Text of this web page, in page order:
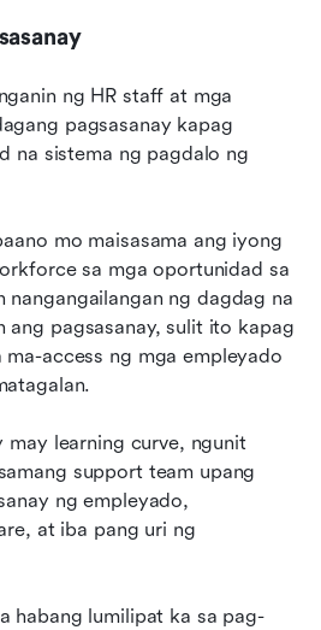
ng HR staff at mga
pagsasanay kapag
na sistema ng pagdalo ng
mo maisasama ang iyong
sa mga oportunidad sa
nangangailangan ng dagdag na
ang pagsasanay, sulit ito kapag
ma-access ng mga empleyado
learning curve, ngunit
support team upang
ng empleyado,
at iba pang uri ng
habang lumilipat ka sa pag-